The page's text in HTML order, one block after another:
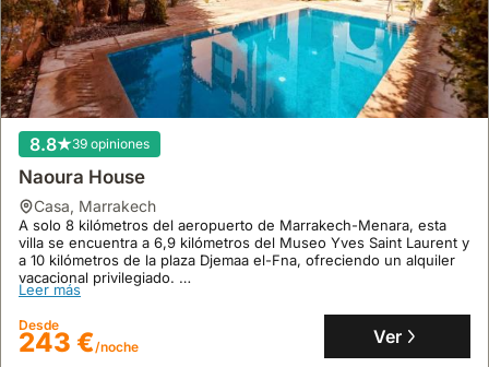
8.8 39 opiniones
Naoura House
casa, Marrakech
A solo 8 kilómetros del aeropuerto de Marrakech-Menara, esta
villa se encuentra a 6,9 kilómetros del Museo Yves Saint Laurent y
a 10 kilómetros de la plaza Djemaa el-Fna, ofreciendo un alquiler
vacacional privilegiado.
Esta espaciosa casa de vacaciones de 430 m² cuenta con 5
dormitorios, 3 baños y una capacidad para 19 personas,
destacando su piscina infinita, piscina cubierta, spa y sauna.
Leer más
Desde
243 €/noche Ver